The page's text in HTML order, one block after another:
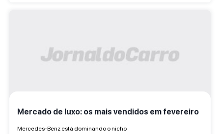
Mercado de luxo: os mais vendidos em fevereiro
Mercedes-Benz está dominando o nicho